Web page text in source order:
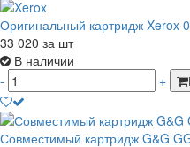
Оригинальный картридж Xerox
33 020 за шт
В наличии
-
+
Совместимый картридж G&G